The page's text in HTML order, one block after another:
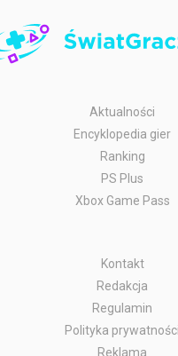
Aktualności
Encyklopedia gier
Ranking
PS Plus
Xbox Game Pass
Kontakt
Redakcja
Regulamin
Polityka prywatności
Reklama